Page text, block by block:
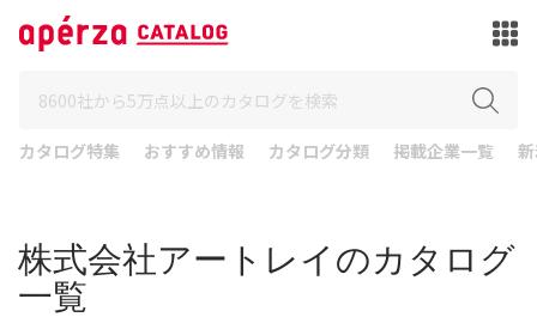
カタログ特集 おすすめ情報 カタログ分類 掲載企業一覧
株式会社アートレイのカタログ
一覧